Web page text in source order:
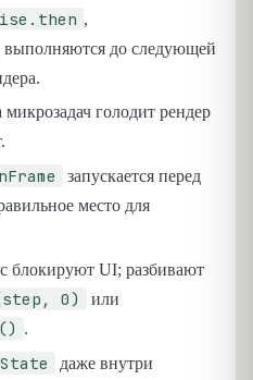
,
выполняются до следующей
голодит рендер
запускается перед
место для
блокируют UI; разбивают
0) или
.
даже внутри